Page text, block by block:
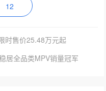
12
时售价25.48万元起
居全品类MPV销量冠军